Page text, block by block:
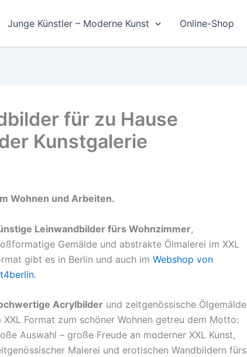
Junge Künstler – Moderne Kunst Online-Shop
für zu Hause
Kunstgalerie
Wohnen und Arbeiten.
Leinwandbilder fürs Wohnzimmer,
Gemälde und abstrakte Ölmalerei im XXL
gibt es in Berlin und auch im Webshop von
.
Acrylbilder und zeitgenössische Ölgemälde
XXL Format zum schöner Wohnen getreu dem Motto:
Auswahl – große Freude an moderner XXL Kunst,
Malerei und erotischen Wandbildern fürs